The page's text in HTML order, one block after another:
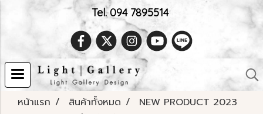
Tel. 094 7895514
หน้าแรก สินค้าทั้งหมด
NEW PRODUCT 2023